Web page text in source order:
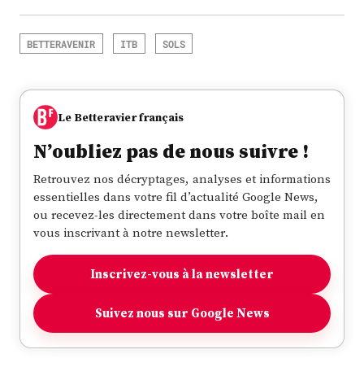
BETTERAVENIR ITB SOLS
Le Betteravier français
N’oubliez pas de nous suivre !
Retrouvez nos décryptages, analyses et informations
essentielles dans votre fil d’actualité Google News,
ou recevez-les directement dans votre boîte mail en
vous inscrivant à notre newsletter.
Inscrivez-vous à la newsletter
Suivez nous sur Google News